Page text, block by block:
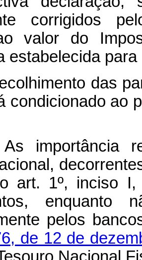
corrigidos
valor do
estabelecida
das
condicionado ao
importância
art. 1º, inciso
enquanto
pelos
de 12 de